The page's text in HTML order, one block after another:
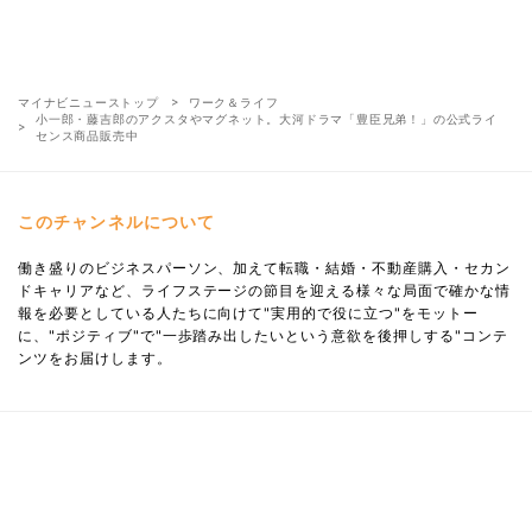
マイナビニューストップ
ワーク＆ライフ
小一郎・藤吉郎のアクスタやマグネット。大河ドラマ「豊臣兄弟！」の公式ライ
センス商品販売中
このチャンネルについて
働き盛りのビジネスパーソン、加えて転職・結婚・不動産購入・セカン
ドキャリアなど、ライフステージの節目を迎える様々な局面で確かな情
報を必要としている人たちに向けて"実用的で役に立つ"をモットー
に、"ポジティブ"で"一歩踏み出したいという意欲を後押しする"コンテ
ンツをお届けします。